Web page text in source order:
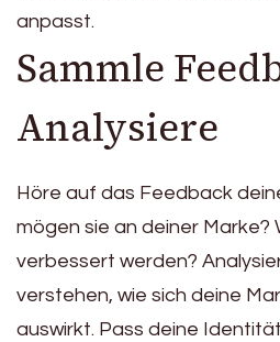
anpasst.
Sammle
Analysiere
Höre auf das Feedback
mögen sie an deiner Marke?
verbessert werden?
verstehen, wie sich deine
auswirkt. Pass deine